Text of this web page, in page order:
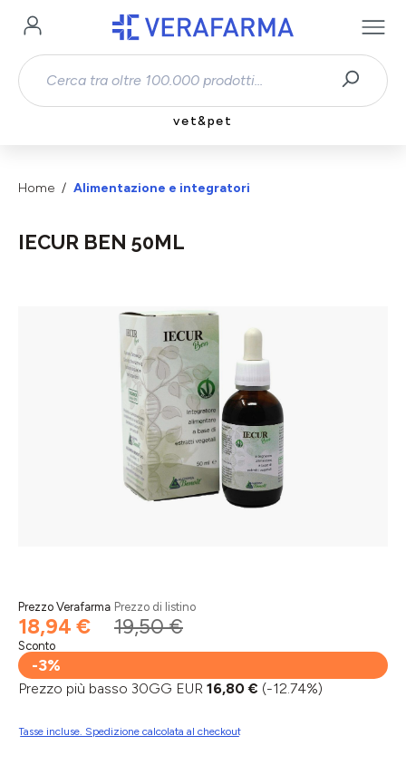
Passa al contenuto principale
vet&pet
Home Alimentazione e integratori
IECUR BEN 50ML
Salta la galleria di immagini
Prezzo Verafarma
18,94 €
Prezzo di listino
19,50 €
Sconto
-3%
Prezzo più basso 30GG EUR 16,80 € (-12.74%)
Tasse incluse. Spedizione calcolata al checkout